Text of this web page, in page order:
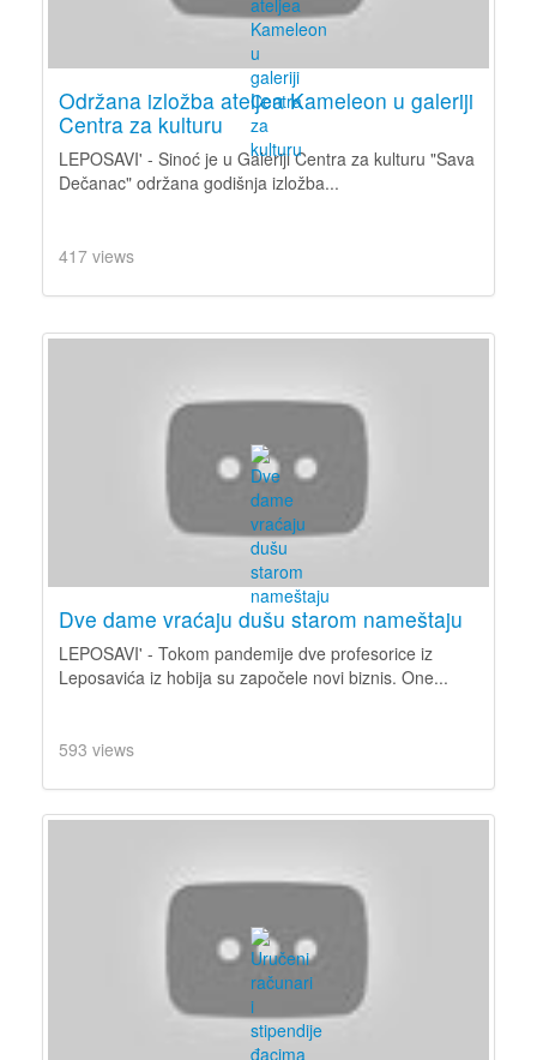
Održana izložba ateljea Kameleon u galeriji
Centra za kulturu
LEPOSAVI' - Sinoć je u Galeriji Centra za kulturu "Sava
Dečanac" održana godišnja izložba...
417 views
Dve dame vraćaju dušu starom nameštaju
LEPOSAVI' - Tokom pandemije dve profesorice iz
Leposavića iz hobija su započele novi biznis. One...
593 views